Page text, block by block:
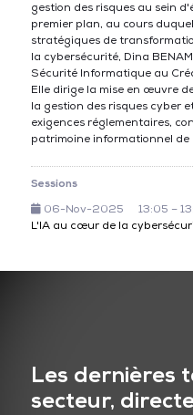
gestion des risques au sein
premier plan, au cours
stratégiques de
la cybersécurité, Dina
Sécurité Informatique au
Elle dirige la mise en œuvre
la gestion des risques cyber
exigences réglementaires,
patrimoine informationnel de
Sessions
06-Nov-2025
13:05 –
L'IA au cœur de la
Les dernières
secteur,